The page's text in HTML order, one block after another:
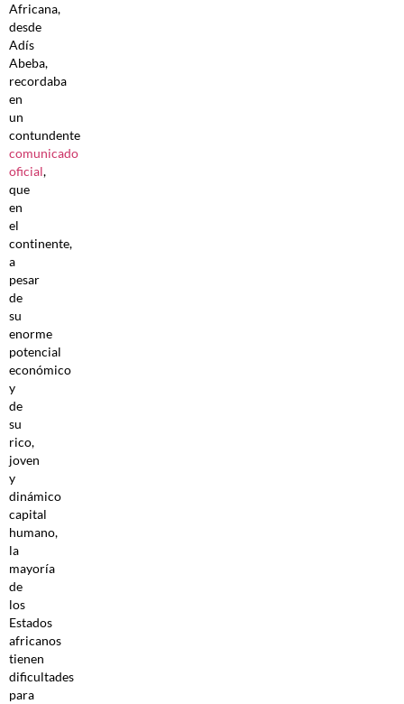
Africana,
desde
Adís
Abeba,
recordaba
en
un
contundente
comunicado
oficial,
que
en
el
continente,
a
pesar
de
su
enorme
potencial
económico
y
de
su
rico,
joven
y
dinámico
capital
humano,
la
mayoría
de
los
Estados
africanos
tienen
dificultades
para